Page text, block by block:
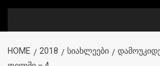
HOME 2018 ᲡᲘᲐᲮᲚᲔᲔᲑᲘ